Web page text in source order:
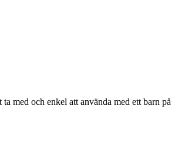
med och enkel att använda med ett barn på